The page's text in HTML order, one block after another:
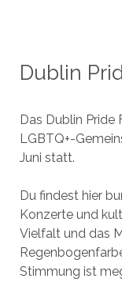
Dublin
Das Dublin Pride
LGBTQ+-
Juni statt.
Du findest hier
Konzerte und
Vielfalt und das
Stimmung ist